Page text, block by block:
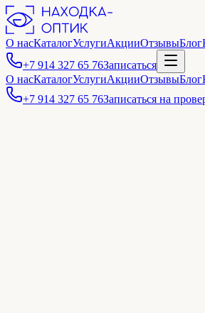
О насКаталогУслугиАкцииОтзывыБлог
+7 914 327 65 76Записаться
О насКаталогУслугиАкцииОтзывыБлог
+7 914 327 65 76Записаться на